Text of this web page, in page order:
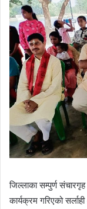
जिल्लाका सम्पुर्ण
कार्यक्रम गरिएको